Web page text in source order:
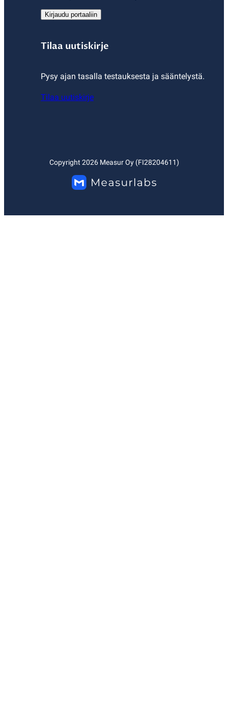
Kirjaudu portaaliin
Tilaa uutiskirje
Pysy ajan tasalla testauksesta ja sääntelystä.
Tilaa uutiskirje
Copyright 2026Measur Oy (FI28204611)